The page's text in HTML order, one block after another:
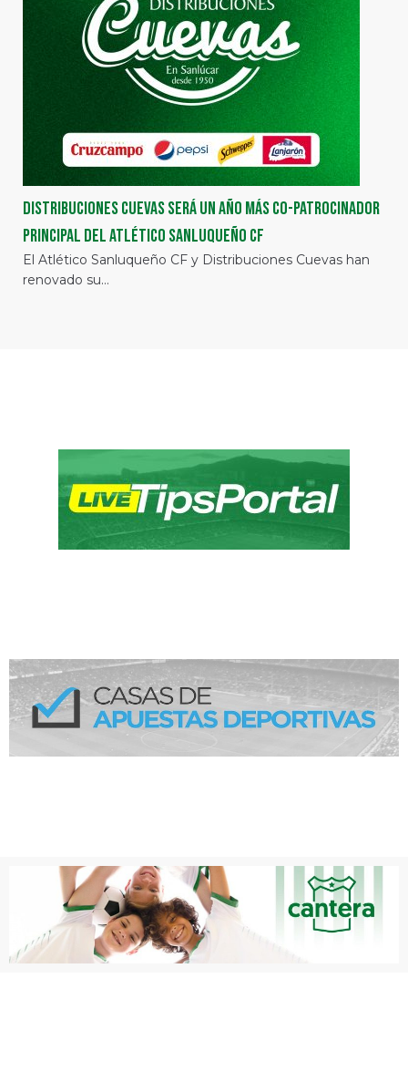
Distribuciones Cuevas será un año más co-patrocinador
principal del Atlético Sanluqueño CF
El Atlético Sanluqueño CF y Distribuciones Cuevas han
renovado su…